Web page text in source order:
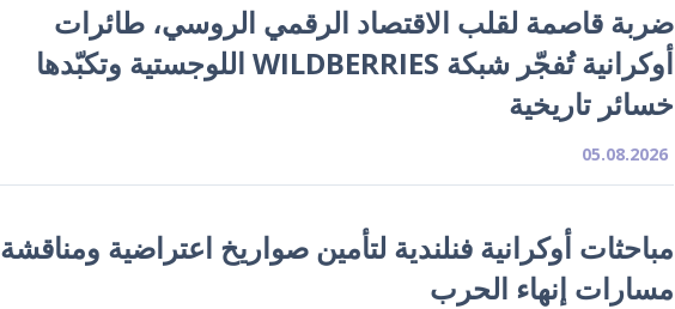
ضربة قاصمة لقلب الاقتصاد الرقمي الروسي، طائرات
أوكرانية تُفجّر شبكة WILDBERRIES اللوجستية وتكبّدها
خسائر تاريخية
05.08.2026
مباحثات أوكرانية فنلندية لتأمين صواريخ اعتراضية ومناقشة
مسارات إنهاء الحرب